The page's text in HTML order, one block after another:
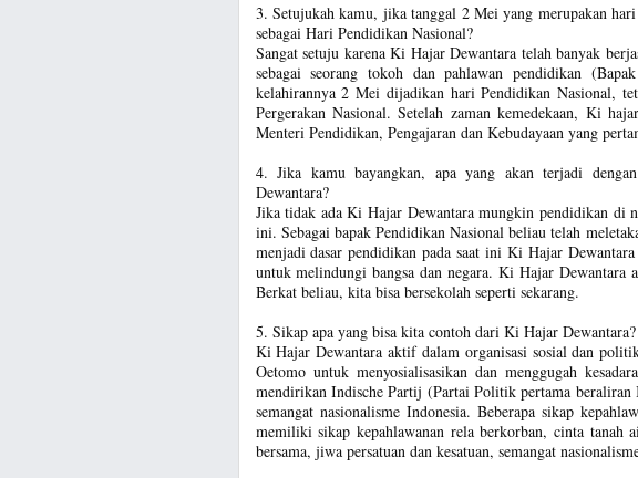
3. Setujukah kamu, jika tanggal 2 Mei yang merupakan
sebagai Hari Pendidikan Nasional?
Sangat setuju karena Ki Hajar Dewantara telah banyak
sebagai seorang tokoh dan pahlawan pendidikan
kelahirannya 2 Mei dijadikan hari Pendidikan Nasional,
Pergerakan Nasional. Setelah zaman kemedekaan, Ki
Menteri Pendidikan, Pengajaran dan Kebudayaan yang
4. Jika kamu bayangkan, apa yang akan terjadi
Dewantara?
Jika tidak ada Ki Hajar Dewantara mungkin pendidikan di
ini. Sebagai bapak Pendidikan Nasional beliau telah
menjadi dasar pendidikan pada saat ini Ki Hajar
untuk melindungi bangsa dan negara. Ki Hajar Dewantara
Berkat beliau, kita bisa bersekolah seperti sekarang.
5. Sikap apa yang bisa kita contoh dari Ki Hajar Dewantara?
Ki Hajar Dewantara aktif dalam organisasi sosial dan
Oetomo untuk menyosialisasikan dan menggugah
mendirikan Indische Partij (Partai Politik pertama beraliran
semangat nasionalisme Indonesia. Beberapa sikap
memiliki sikap kepahlawanan rela berkorban, cinta tanah
bersama, jiwa persatuan dan kesatuan, semangat